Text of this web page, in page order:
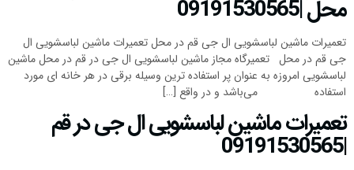
محل |09191530565
تعمیرات ماشین لباسشویی ال جی قم در محل تعمیرات ماشین لباسشویی ال
جی قم در محل تعمیرگاه مجاز ماشین لباسشویی ال جی در قم در محل ماشین
لباسشویی امروزه به عنوان پر استفاده ترین وسیله برقی در هر خانه ای مورد
استفاده می‌باشد و در واقع […]
تعمیرات ماشین لباسشویی ال جی در قم
|09191530565